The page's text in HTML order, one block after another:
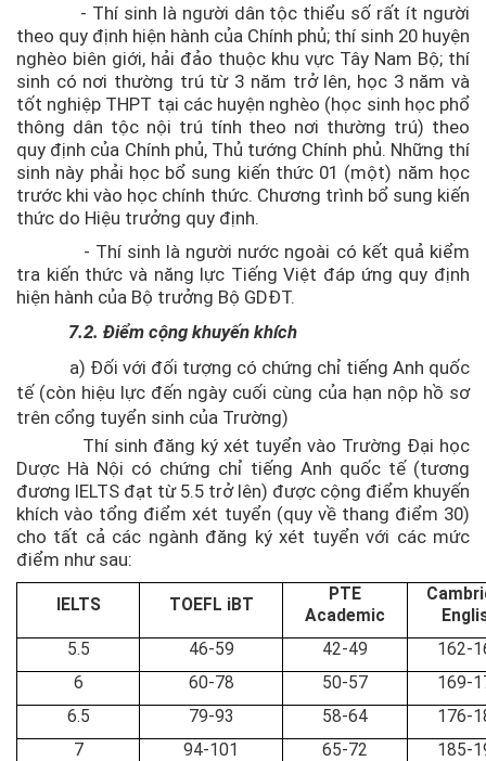
- Thí sinh là người dân tộc thiểu số rất ít người
theo quy định hiện hành của Chính phủ; thí sinh 20 huyện
nghèo biên giới, hải đảo thuộc khu vực Tây Nam Bộ; thí
sinh có nơi thường trú từ 3 năm trở lên, học 3 năm và
tốt nghiệp THPT tại các huyện nghèo (học sinh học phổ
thông dân tộc nội trú tính theo nơi thường trú) theo
quy định của Chính phủ, Thủ tướng Chính phủ. Những thí
sinh này phải học bổ sung kiến thức 01 (một) năm học
trước khi vào học chính thức. Chương trình bổ sung kiến
thức do Hiệu trưởng quy định.
- Thí sinh là người nước ngoài có kết quả kiểm
tra kiến thức và năng lực Tiếng Việt đáp ứng quy định
hiện hành của Bộ trưởng Bộ GDĐT.
7.2. Điểm cộng khuyến khích
a) Đối với đối tượng có chứng chỉ tiếng Anh quốc
tế (còn hiệu lực đến ngày cuối cùng của hạn nộp hồ sơ
trên cổng tuyển sinh của Trường)
Thí sinh đăng ký xét tuyển vào Trường Đại học
Dược Hà Nội có chứng chỉ tiếng Anh quốc tế (tương
đương IELTS đạt từ 5.5 trở lên) được cộng điểm khuyến
khích vào tổng điểm xét tuyển (quy về thang điểm 30)
cho tất cả các ngành đăng ký xét tuyển với các mức
điểm như sau:
IELTS TOEFL iBT
PTE
Academic
5.5
46-59 42-49
162-
6
60-78 50-57
169-
6.5
79-93 58-64
176-
7
94-101 65-72
185-